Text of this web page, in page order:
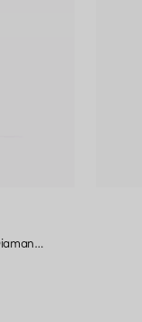
Ring mit kleinen Gliedern in Roségold mit Pavé-Diamanten